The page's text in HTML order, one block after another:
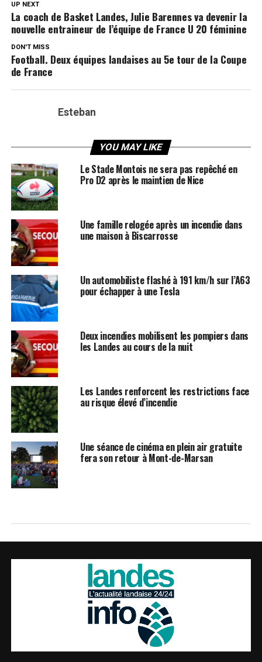
UP NEXT
La coach de Basket Landes, Julie Barennes va devenir la
nouvelle entraineur de l’équipe de France U 20 féminine
DON'T MISS
Football. Deux équipes landaises au 5e tour de la Coupe
de France
Esteban
YOU MAY LIKE
Le Stade Montois ne sera pas repêché en
Pro D2 après le maintien de Nice
Une famille relogée après un incendie dans
une maison à Biscarrosse
Un automobiliste flashé à 191 km/h sur l’A63
pour échapper à une Tesla
Deux incendies mobilisent les pompiers dans
les Landes au cours de la nuit
Les Landes renforcent les restrictions face
au risque élevé d’incendie
Une séance de cinéma en plein air gratuite
fera son retour à Mont-de-Marsan